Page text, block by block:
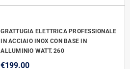
GRATTUGIA ELETTRICA PROFESSIONALE
IN ACCIAIO INOX CON BASE IN
ALLUMINIO WATT. 260
€199.00